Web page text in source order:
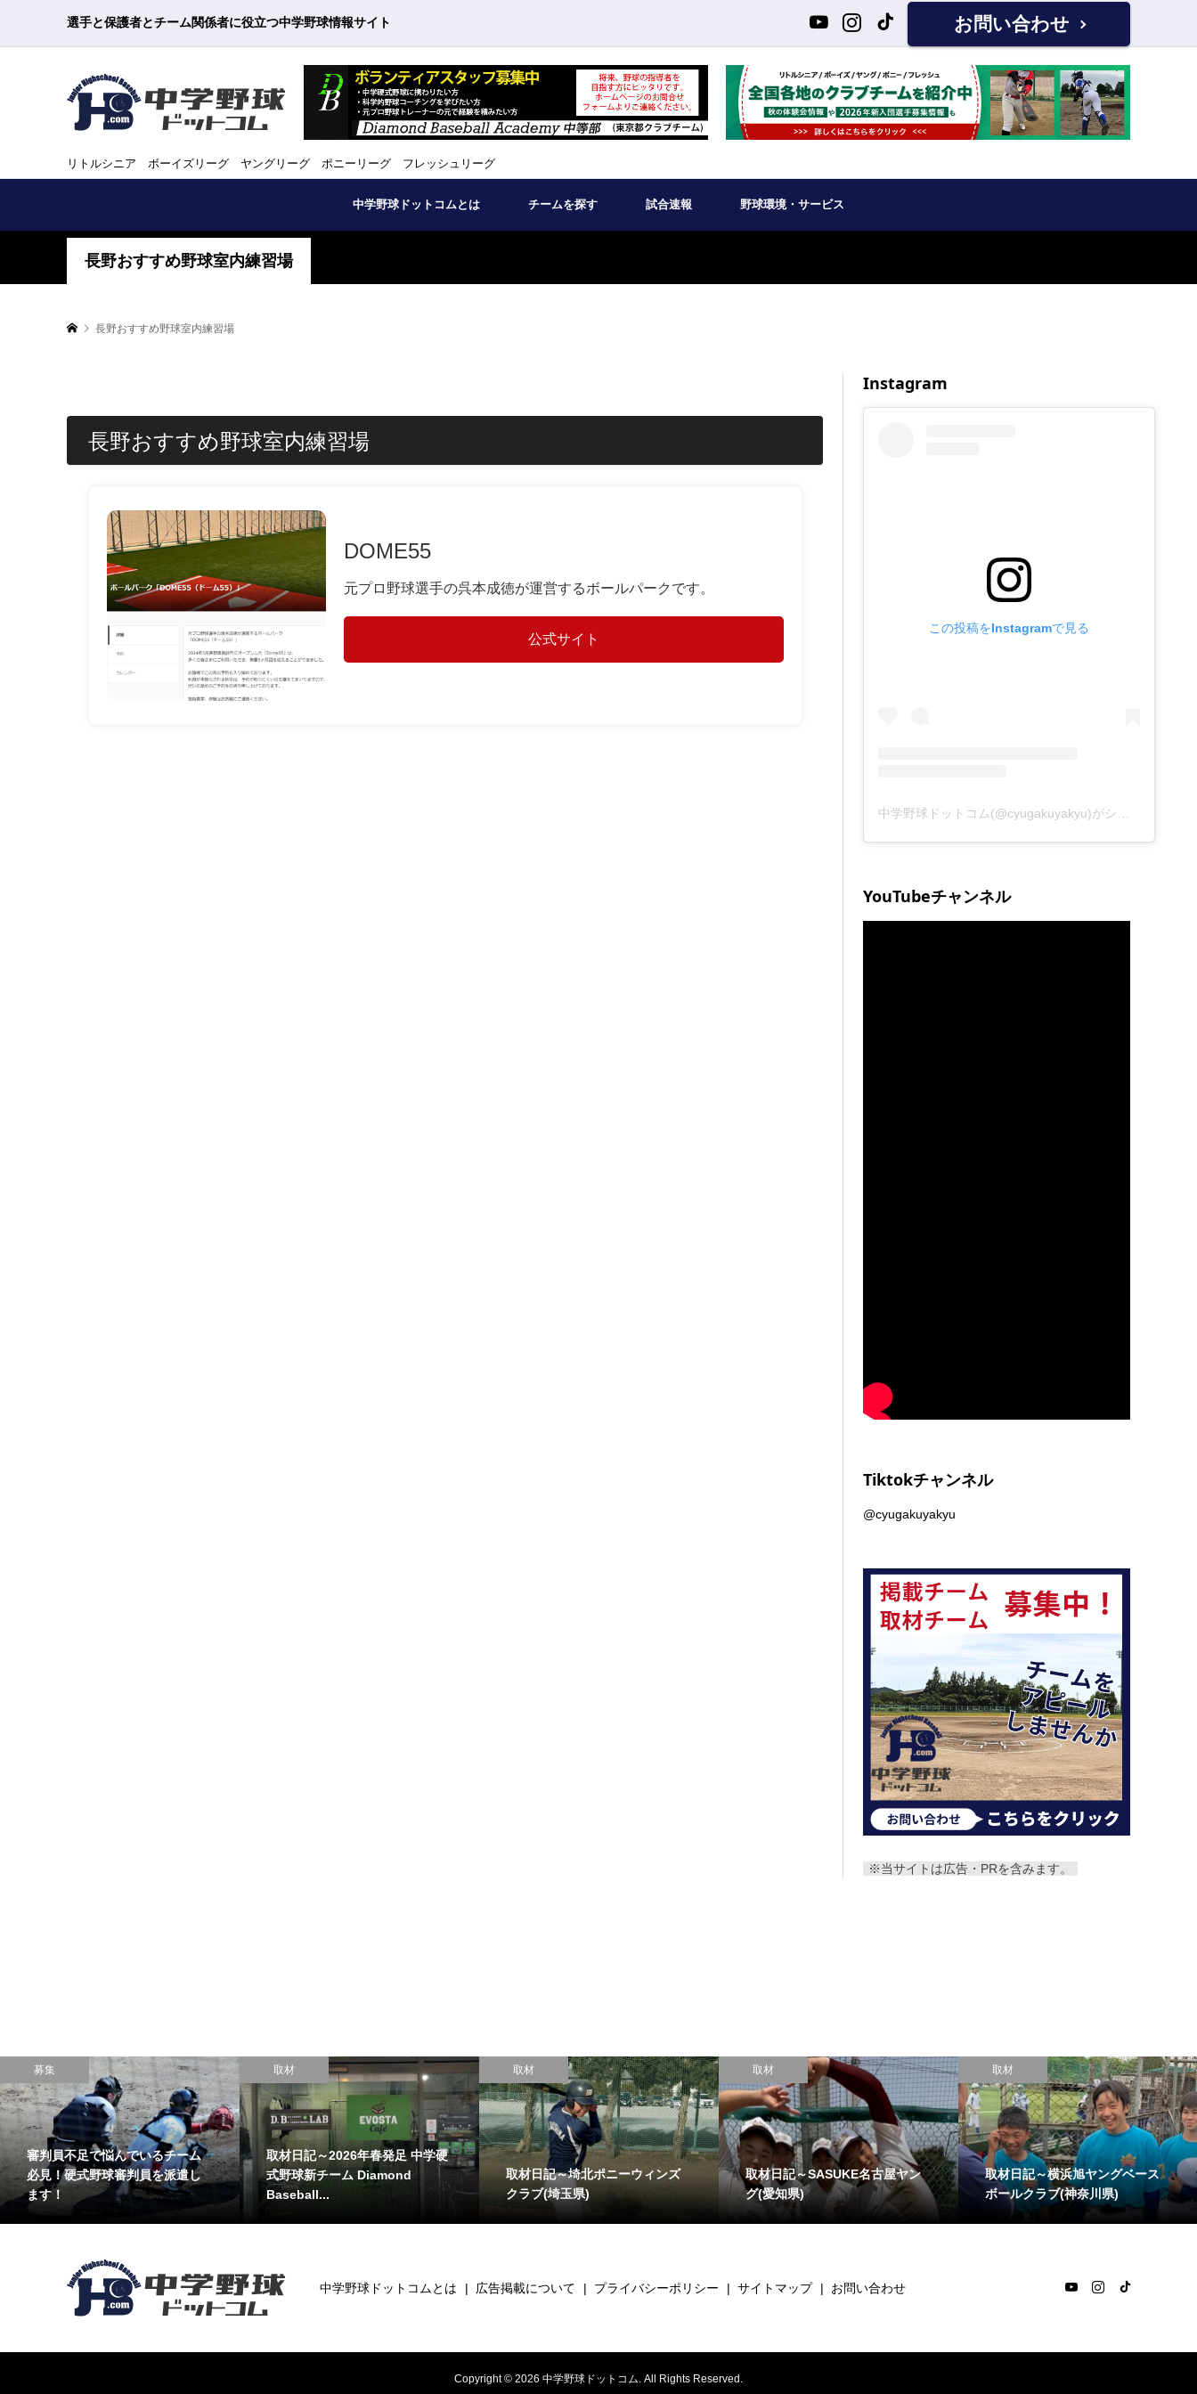
選手と保護者とチーム関係者に役立つ中学野球情報サイト お問い合わせ
リトルシニア ボーイズリーグ ヤングリーグ ポニーリーグ フレッシュリーグ
中学野球ドットコムとは チームを探す 試合速報 野球環境・サービス
長野おすすめ野球室内練習場
長野おすすめ野球室内練習場
長野おすすめ野球室内練習場
DOME55
元プロ野球選手の呉本成徳が運営するボールパークです。
公式サイト
Instagram
この投稿をInstagramで見る
YouTubeチャンネル
Tiktokチャンネル
@cyugakuyakyu
※当サイトは広告・PRを含みます。
募集
審判員不足で悩んでいるチーム
必見！硬式野球審判員を派遣し
ます！
取材
取材日記～2026年春発足 中学硬
式野球新チーム Diamond
Baseball...
取材
取材日記～埼北ポニーウィンズ
クラブ(埼玉県)
取材
取材日記～SASUKE名古屋ヤン
グ(愛知県)
取材
取材日記～横浜旭ヤングベース
ボールクラブ(神奈川県)
中学野球ドットコムとは 広告掲載について プライバシーポリシー サイトマップ お問い合わせ
Copyright © 2026 中学野球ドットコム. All Rights Reserved.